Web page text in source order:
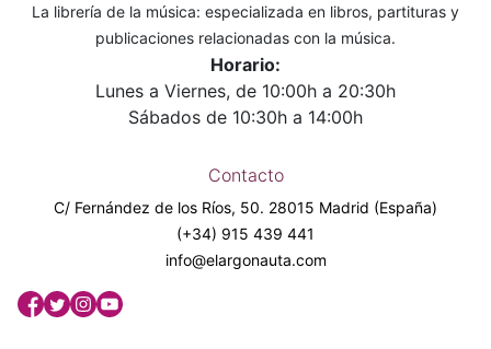
La librería de la música: especializada en libros, partituras y
publicaciones relacionadas con la música.
Horario:
Lunes a Viernes, de 10:00h a 20:30h
Sábados de 10:30h a 14:00h
Contacto
C/ Fernández de los Ríos, 50. 28015 Madrid (España)
(+34) 915 439 441
info@elargonauta.com